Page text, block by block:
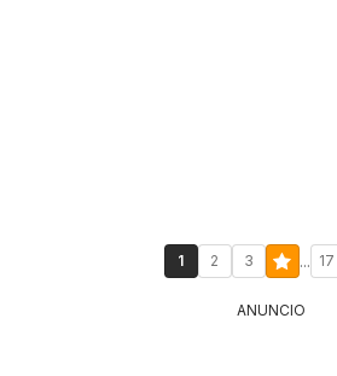
1 2 3 ... 17
ANUNCIO